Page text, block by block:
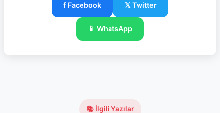
f Facebook 𝕏 Twitter
📱 WhatsApp
📚 İlgili Yazılar